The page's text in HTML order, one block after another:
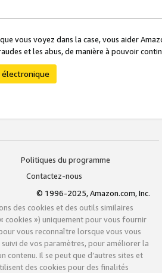
vous voyez dans la case, vous aider
et les abus, de manière à pouvoir
électronique
Politiques du programme
Contactez-nous
© 1996-2025, Amazon.com, Inc.
des cookies et des outils similaires
cookies ») uniquement pour vous fournir
vous reconnaître lorsque vous vous
de vos paramètres, pour améliorer la
contenu. Il se peut que d’autres sites et
des cookies pour des finalités